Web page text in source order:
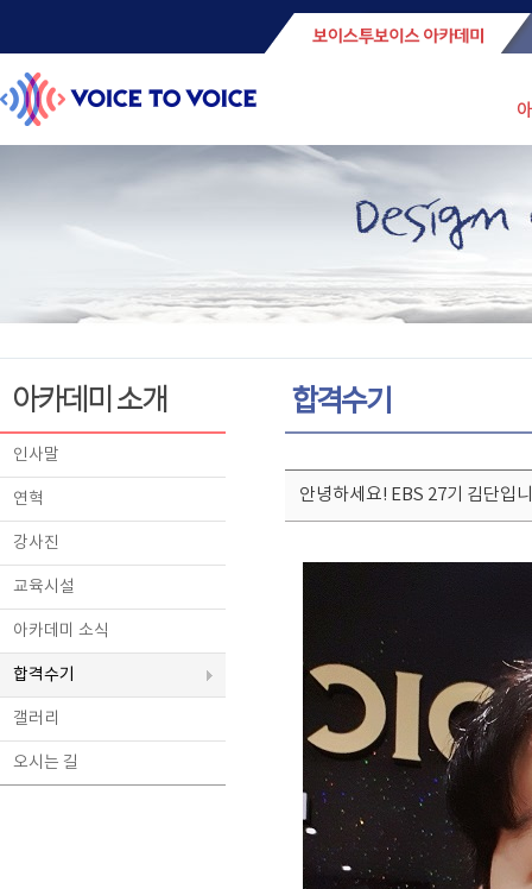
아카데미 소개
인사말
연혁
강사진
교육시설
아카데미 소식
합격수기
갤러리
오시는 길
합격수기
안녕하세요! EBS 27기 김단입